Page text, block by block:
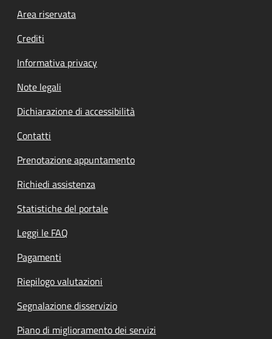
Footer menu
Area riservata
Crediti
Informativa privacy
Note legali
Dichiarazione di accessibilità
Contatti
Prenotazione appuntamento
Richiedi assistenza
Statistiche del portale
Leggi le FAQ
Pagamenti
Riepilogo valutazioni
Segnalazione disservizio
Piano di miglioramento dei servizi